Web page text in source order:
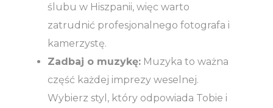
ślubu w Hiszpanii, więc warto
zatrudnić profesjonalnego fotografa i
kamerzystę.
Zadbaj o muzykę:Muzyka to ważna
część każdej imprezy weselnej.
Wybierz styl, który odpowiada Tobie i